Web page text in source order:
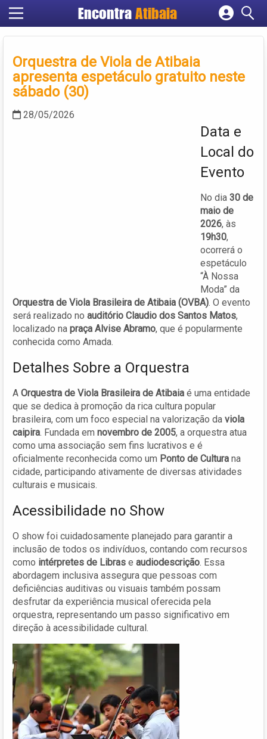
Encontra Atibaia
Cadastrar empresa
Criar conta
Orquestra de Viola de Atibaia
apresenta espetáculo gratuito neste
sábado (30)
28/05/2026
Data e
Local do
Evento
No dia 30 de
maio de
2026, às
19h30,
ocorrerá o
espetáculo
“À Nossa
Moda” da
Orquestra de Viola Brasileira de Atibaia (OVBA). O evento
será realizado no auditório Claudio dos Santos Matos,
localizado na praça Alvise Abramo, que é popularmente
conhecida como Amada.
Detalhes Sobre a Orquestra
A Orquestra de Viola Brasileira de Atibaia é uma entidade
que se dedica à promoção da rica cultura popular
brasileira, com um foco especial na valorização da viola
caipira. Fundada em novembro de 2005, a orquestra atua
como uma associação sem fins lucrativos e é
oficialmente reconhecida como um Ponto de Cultura na
cidade, participando ativamente de diversas atividades
culturais e musicais.
Acessibilidade no Show
O show foi cuidadosamente planejado para garantir a
inclusão de todos os indivíduos, contando com recursos
como intérpretes de Libras e audiodescrição. Essa
abordagem inclusiva assegura que pessoas com
deficiências auditivas ou visuais também possam
desfrutar da experiência musical oferecida pela
orquestra, representando um passo significativo em
direção à acessibilidade cultural.